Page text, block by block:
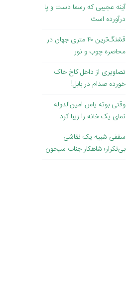
آینه عجیبی که رسما دست و پا
درآورده است
قشنگ‌ترین ۴۰ متری جهان در
محاصره چوب و نور
تصاویری از داخل کاخ خاک
‌خورده صدام در بابل!
وقتی بوته یاس امین‌الدوله
نمای یک خانه را زیبا کرد
سقفی شبیه یک نقاشی
بی‌تکرار؛ شاهکار جناب سیحون